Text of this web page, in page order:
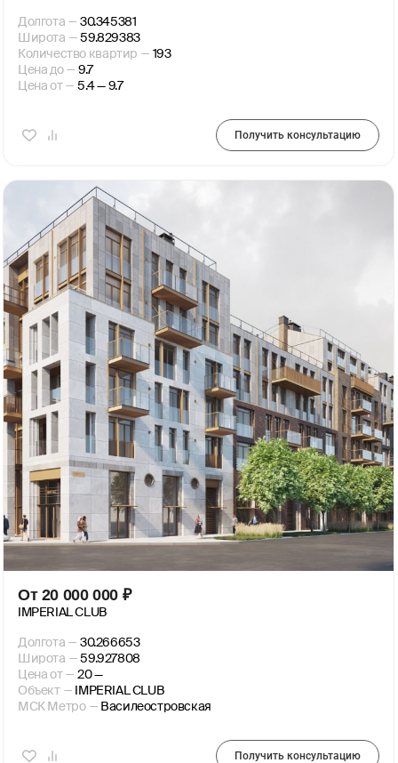
Долгота — 30.345381
Широта — 59.829383
Количество квартир — 193
Цена до — 9.7
Цена от — 5.4 — 9.7
Получить консультацию
От 20 000 000 ₽
IMPERIAL CLUB
Долгота — 30.266653
Широта — 59.927808
Цена от — 20 —
Объект —
IMPERIAL CLUB
МСК Метро — Василеостровская
Получить консультацию